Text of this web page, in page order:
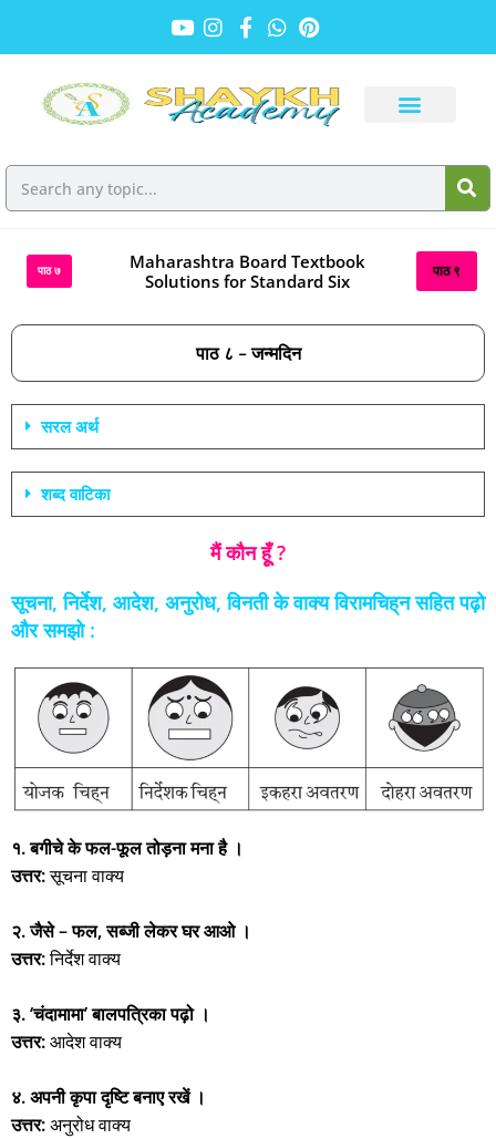
पाठ ७
Maharashtra Board Textbook
Solutions for Standard Six
पाठ ९
पाठ ८ – जन्मदिन
सरल अर्थ
शब्द वाटिका
मैं कौन हूूँ ?
सूचना, निर्देश, आदेश, अनुरोध, विनती के वाक्य विरामचिह्‌न सहित पढ़ो
और समझो :
१. बगीचे के फल-फूल तोड़ना मना है ।
उत्तर:सूचना वाक्य
२. जैसे – फल, सब्जी लेकर घर आओ ।
उत्तर:निर्देश वाक्य
३. ‘चंदामामा’ बालपत्रिका पढ़ो ।
उत्तर:आदेश वाक्य
४. अपनी कृपा दृष्टि बनाए रखें ।
उत्तर:अनुरोध वाक्य